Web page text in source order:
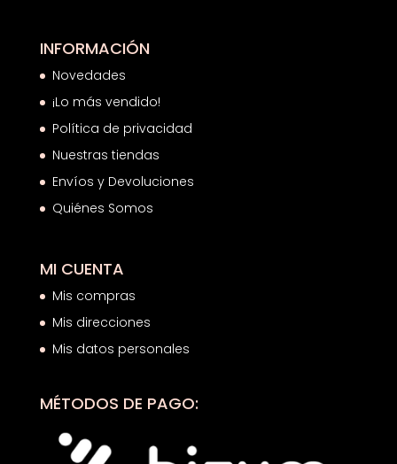
INFORMACIÓN
Novedades
¡Lo más vendido!
Política de privacidad
Nuestras tiendas
Envíos y Devoluciones
Quiénes Somos
MI CUENTA
Mis compras
Mis direcciones
Mis datos personales
MÉTODOS DE PAGO: